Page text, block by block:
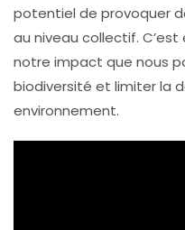
potentiel de provoquer
au niveau collectif.
notre impact que nous
biodiversité et limiter la
environnement.